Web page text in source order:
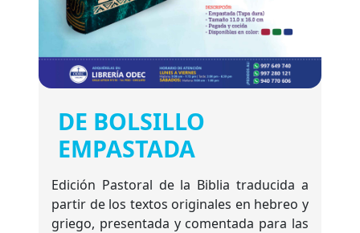
DE BOLSILLO
EMPASTADA
Edición Pastoral de la Biblia traducida a
partir de los textos originales en hebreo y
griego, presentada y comentada para las